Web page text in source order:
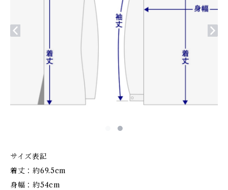
サイズ表記
着丈：約69.5cm
身幅：約54cm